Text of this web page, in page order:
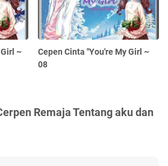
~
Cepen Cinta "You're My Girl ~
08
Remaja Tentang aku dan